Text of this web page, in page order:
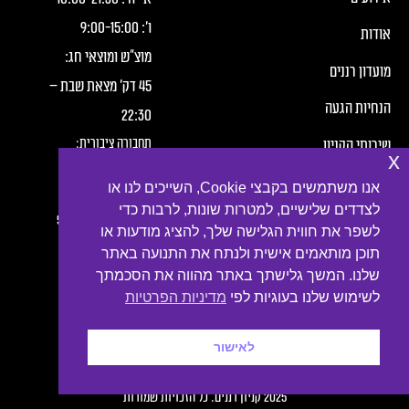
אודות
מועדון רננים
הנחיות הגעה
שירותי הקניון
תנאי שימוש
הצהרת פרטיות
נגישות
צור קשר
ו׳:
9:00-15:00
מוצ"ש ומוצאי חג:
45 דק' מצאת שבת –
22:30
תחבורה ציבורית:
קווים:
2, 3, 4, 6, 7, 10, 16, 54
2025 קניון רננים. כל הזכויות שמורות
קטע תחתון עם קישורים לרשתות חברתיות
אנו משתמשים בקבצי Cookie, השייכים לנו או
לצדדים שלישיים, למטרות שונות, לרבות כדי
לשפר את חווית הגלישה שלך, להציג מודעות או
תוכן מותאמים אישית ולנתח את התנועה באתר
שלנו. המשך גלישתך באתר מהווה את הסכמתך
לשימוש שלנו בעוגיות לפי מדיניות הפרטיות
לאישור
x